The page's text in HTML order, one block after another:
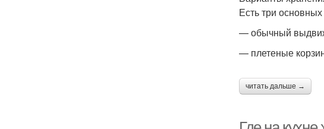
Есть три
— обычный
— плетеные
читать дальше →